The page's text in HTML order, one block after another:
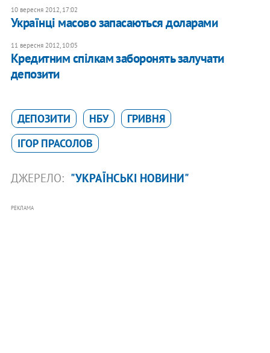
10 вересня 2012, 17:02
Українці масово запасаються доларами
11 вересня 2012, 10:05
Кредитним спілкам заборонять залучати
депозити
ДЕПОЗИТИ НБУ
ГРИВНЯ
ІГОР ПРАСОЛОВ
ДЖЕРЕЛО: "УКРАЇНСЬКІ НОВИНИ"
РЕКЛАМА